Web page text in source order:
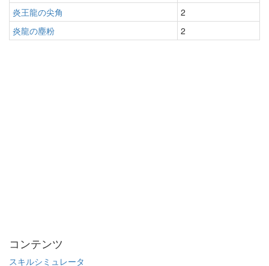
炎王龍の尖角
2
炎龍の塵粉
2
コンテンツ
スキルシミュレータ